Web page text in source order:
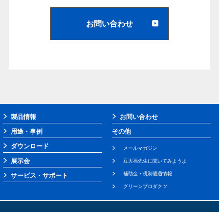
お問い合わせ
製品情報
用途・事例
ダウンロード
展示会
サービス・サポート
お問い合わせ
その他
メールマガジン
豆大福先生に聞いてみようよ
補助金・税制優遇情報
グリーンプロダクツ